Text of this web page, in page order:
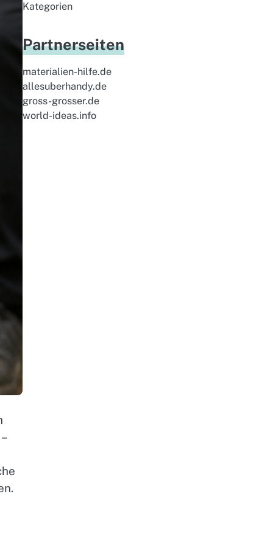
Kategorien
Partnerseiten
materialien-hilfe.de
allesuberhandy.de
gross-grosser.de
world-ideas.info